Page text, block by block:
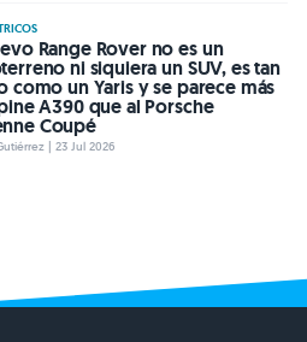
Range Rover no es un
ni siquiera un SUV, es tan
como un Yaris y se parece más
A390 que al Porsche
Coupé
| 23 Jul 2026